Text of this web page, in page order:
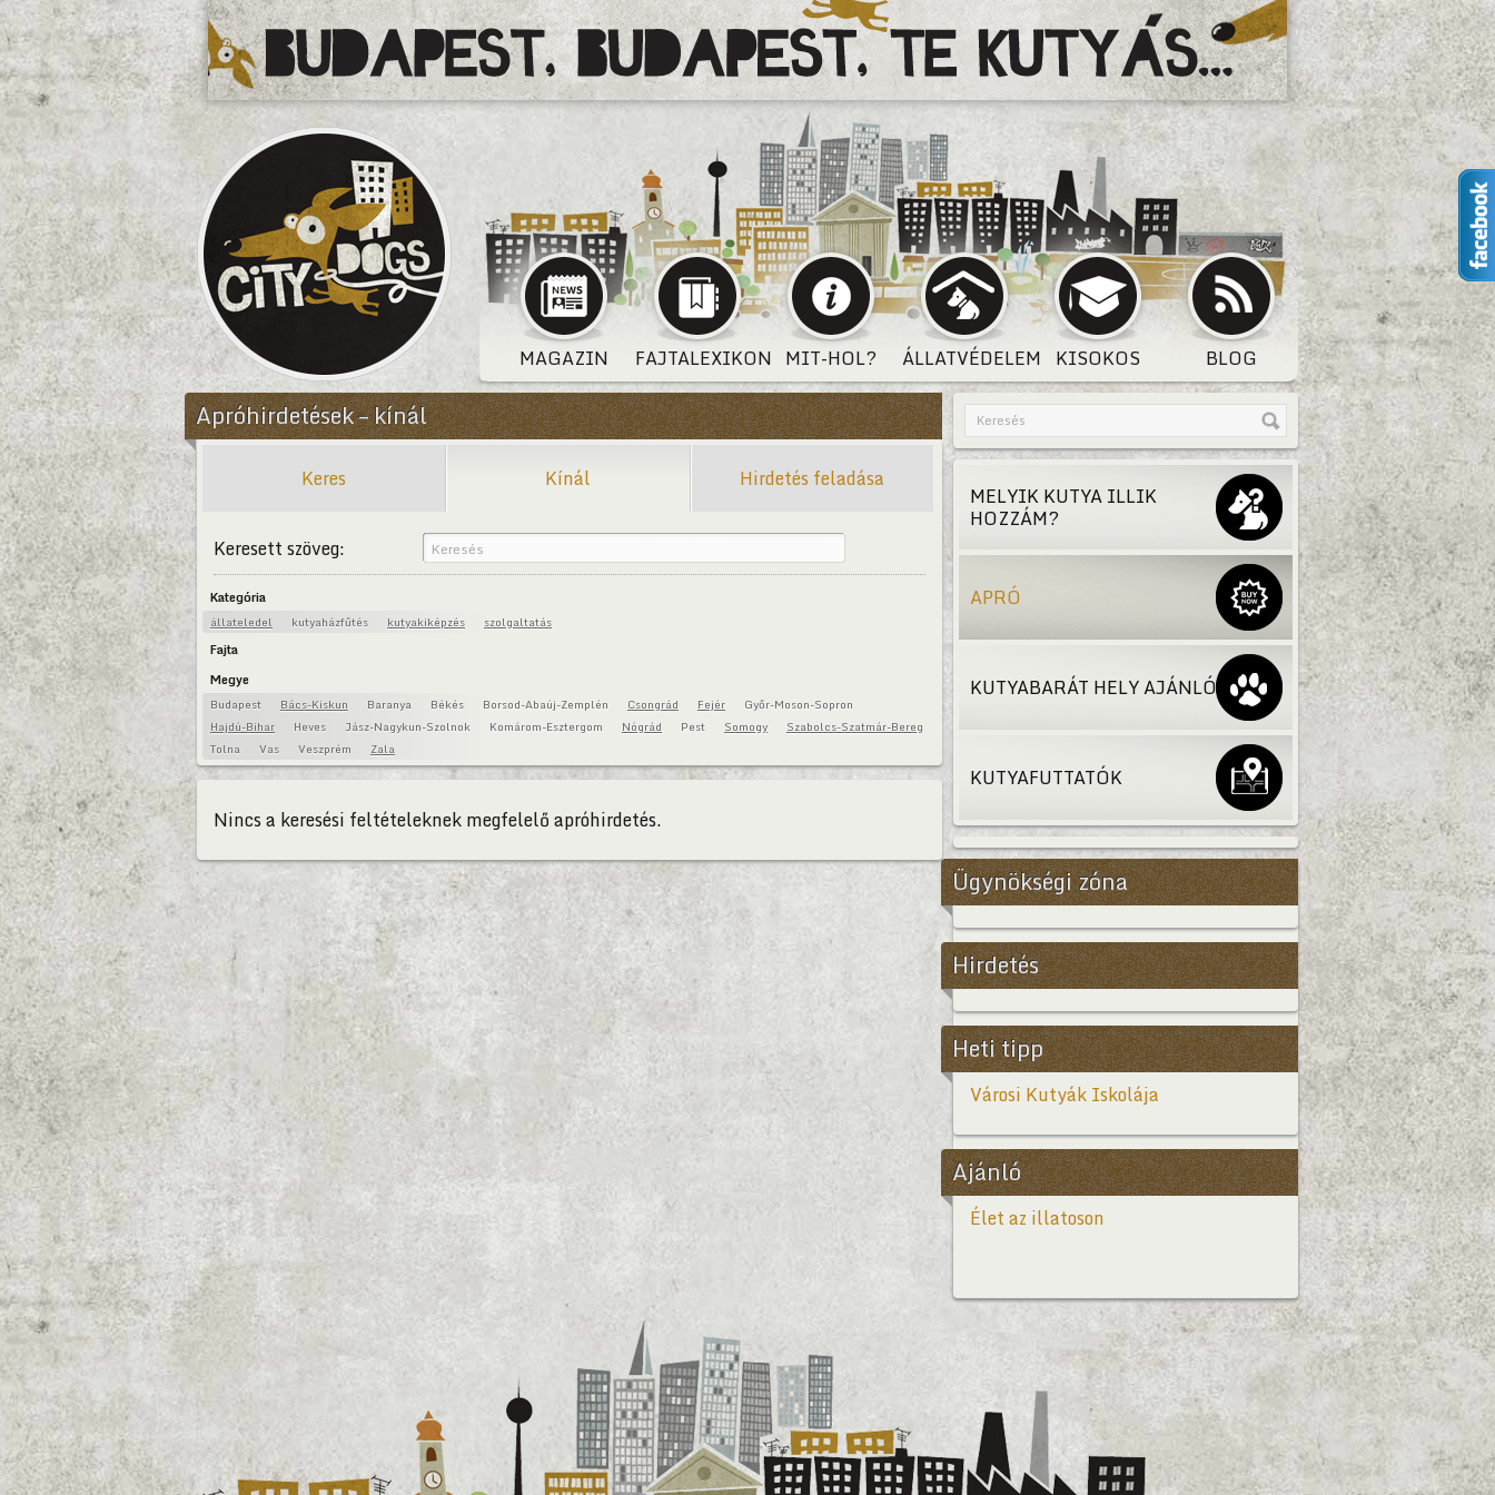
CityDogs
MAGAZIN FAJTALEXIKON MIT-HOL? ÁLLATVÉDELEM KISOKOS BLOG
Apróhirdetések – kínál
Keres Kínál Hirdetés feladása
Keresett szöveg:
Kategória
állateledel kutyaházfűtés kutyakiképzés szolgaltatás
Fajta
Megye
Budapest Bács-Kiskun Baranya Békés Borsod-Abaúj-Zemplén Csongrád Fejér
Győr-Moson-Sopron
Hajdú-Bihar
Heves Jász-Nagykun-Szolnok Komárom-Esztergom Nógrád Pest Somogy
Szabolcs-Szatmár-Bereg
Tolna
Vas Veszprém Zala
Nincs a keresési feltételeknek megfelelő apróhirdetés.
MELYIK KUTYA ILLIK
HOZZÁM?
APRÓ
KUTYABARÁT HELY AJÁNLÓ
KUTYAFUTTATÓK
Ügynökségi zóna
Hirdetés
Heti tipp
Városi Kutyák Iskolája
Ajánló
Élet az illatoson